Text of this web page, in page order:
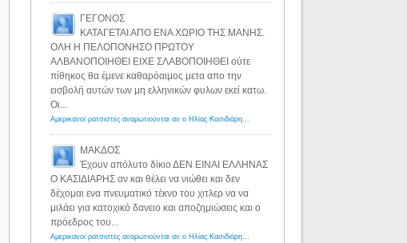
ΓΕΓΟΝΟΣ
ΚΑΤΑΓΕΤΑΙ ΑΠΟ ΕΝΑ ΧΩΡΙΟ ΤΗΣ ΜΑΝΗΣ.
ΟΛΗ Η ΠΕΛΟΠΟΝΗΣΟ ΠΡΩΤΟΥ
ΑΛΒΑΝΟΠΟΙΗΘΕΙ ΕΙΧΕ ΣΛΑΒΟΠΟΙΗΘΕΙ ούτε
πίθηκος θα έμενε καθαρόαιμος μετα απο την
εισβολή αυτών των μη ελληνικών φυλων εκεί κατω.
Οι...
Αμερικανοί ρατσιστές αναρωτιούνται αν ο Ηλίας Κασιδιάρης ανήκει στη λευκή φυλή... - Λόγιος Ερμής
ΜΑΚΔΟΣ
Έχουν απόλυτο δίκιο ΔΕΝ ΕΙΝΑΙ ΕΛΛΗΝΑΣ
Ο ΚΑΣΙΔΙΑΡΗΣ αν και θέλει να νιώθει και δεν
δέχομαι ενα πνευματικό τέκνο του χιτλερ να να
μιλάει για κατοχικό δανειο και αποζημιώσεις και ο
πρόεδρος του...
Αμερικανοί ρατσιστές αναρωτιούνται αν ο Ηλίας Κασιδιάρης ανήκει στη λευκή φυλή... - Λόγιος Ερμής